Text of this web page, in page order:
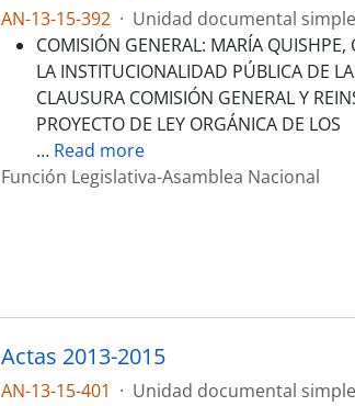
AN-13-15-392 · Unidad documental simple
COMISIÓN GENERAL: MARÍA
LA INSTITUCIONALIDAD PÚBLICA DE
CLAUSURA COMISIÓN GENERAL Y
PROYECTO DE LEY ORGÁNICA DE LOS
… Read more
Función Legislativa-Asamblea Nacional
Actas 2013-2015
AN-13-15-401 · Unidad documental simple